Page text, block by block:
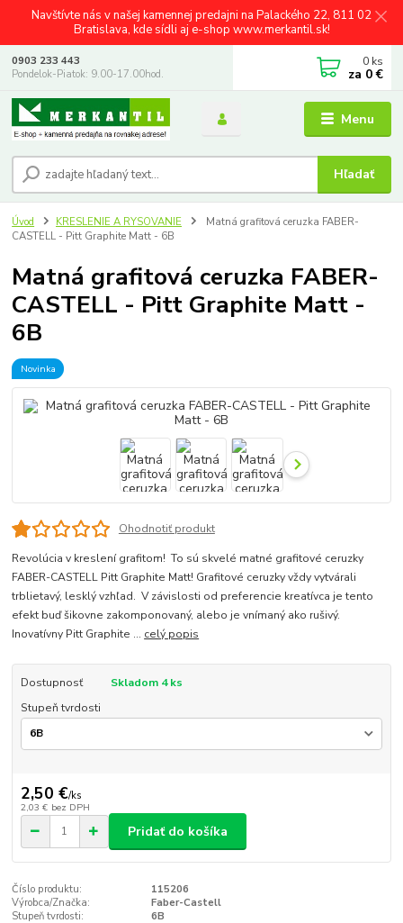
Navštívte nás v našej kamennej predajni na Palackého 22, 811 02
Bratislava, kde sídli aj e-shop www.merkantil.sk!
Menu
Hľadať
0903 233 443
Pondelok-Piatok: 9.00-17.00hod.
0 ks
za 0 €
Úvod KRESLENIE A RYSOVANIE
Matná grafitová ceruzka FABER-
CASTELL - Pitt Graphite Matt - 6B
Matná grafitová ceruzka FABER-
CASTELL - Pitt Graphite Matt -
6B
Novinka
Ohodnotiť produkt
Revolúcia v kreslení grafitom! To sú skvelé matné grafitové ceruzky
FABER-CASTELL Pitt Graphite Matt! Grafitové ceruzky vždy vytvárali
trblietavý, lesklý vzhľad. V závislosti od preferencie kreatívca je tento
efekt buď šikovne zakomponovaný, alebo je vnímaný ako rušivý.
Inovatívny Pitt Graphite ... celý popis
Dostupnosť
Skladom 4 ks
Stupeň tvrdosti
2,50 €/ks
2,03 € bez DPH
Pridať do košíka
Číslo produktu:
115206
Výrobca/Značka:
Faber-Castell
Stupeň tvrdosti:
6B